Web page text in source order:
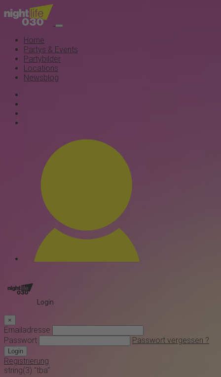
Home
Partys & Events
Partybilder
Locations
Newsblog
Login
×
Emailadresse
Passwort
Passwort vergessen ?
Login
Registrierung
string(3) "tba"